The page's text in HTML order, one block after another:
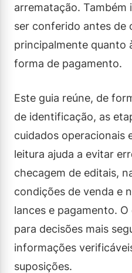
arrematação. Também
ser conferido antes de
principalmente quanto
forma de pagamento.
Este guia reúne, de
de identificação, as
cuidados operacionais
leitura ajuda a evitar
checagem de editais,
condições de venda e
lances e pagamento.
para decisões mais
informações
suposições.